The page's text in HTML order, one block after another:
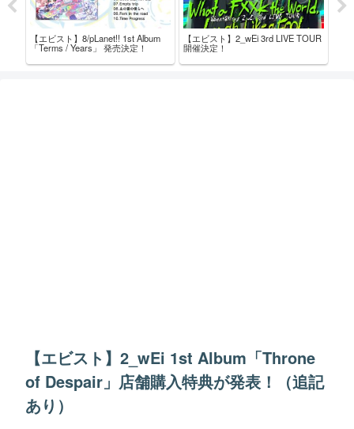
【エビスト】8/pLanet!! 1st Album
「Terms / Years」 発売決定！
【エビスト】2_wEi 3rd LIVE TOUR
開催決定！
【エビスト】2_wEi 1st Album「Throne
of Despair」店舗購入特典が発表！（追記
あり）